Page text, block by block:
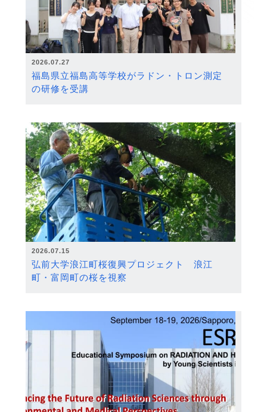
2026.07.27
福島県立福島高等学校がラドン・トロン測定
の研修を受講
2026.07.15
弘前大学浪江町桜復興プロジェクト 浪江
町・富岡町の桜を視察